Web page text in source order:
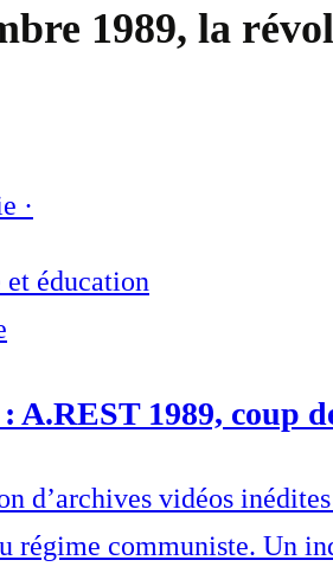
1989, la
·
éducation
A.REST 1989, coup
d’archives vidéos
régime communiste. Un